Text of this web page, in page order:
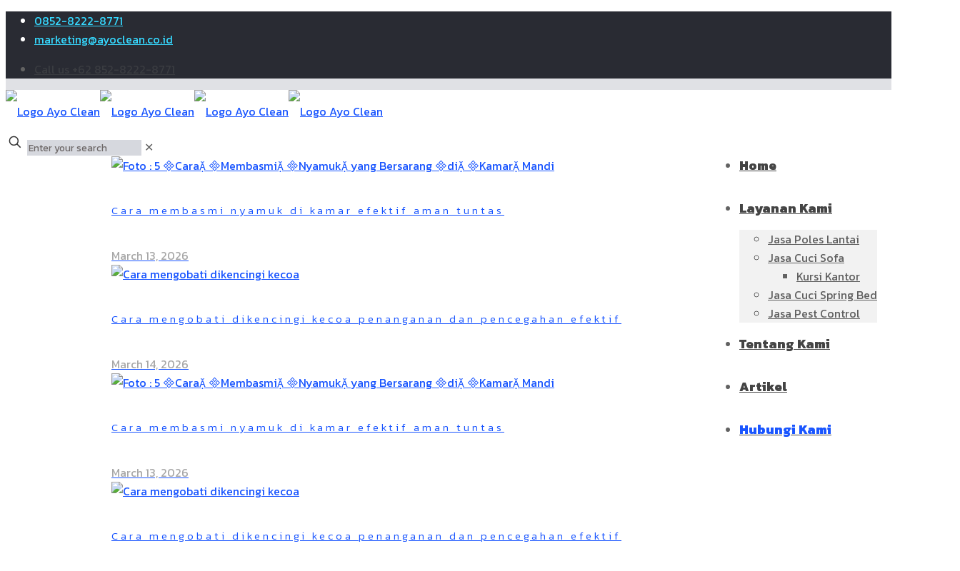
0852-8222-8771
marketing@ayoclean.co.id
Home
Layanan Kami
Jasa Poles Lantai
Jasa Cuci Sofa
Kursi Kantor
Jasa Cuci Spring Bed
Jasa Pest Control
Tentang Kami
Artikel
Hubungi Kami
✕
Cara membasmi nyamuk di kamar efektif aman tuntas
March 13, 2026
Cara mengobati dikencingi kecoa penanganan dan pencegahan efektif
March 14, 2026
Cara membasmi nyamuk di kamar efektif aman tuntas
March 13, 2026
Cara mengobati dikencingi kecoa penanganan dan pencegahan efektif